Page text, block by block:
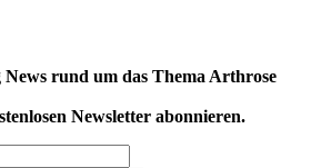
News rund um das Thema Arthrose
Newsletter abonnieren.